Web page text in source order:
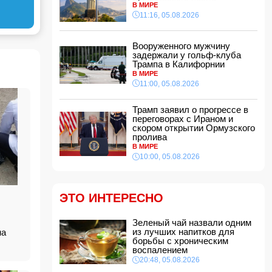
15:48, 05.08.2026
УЕФА ввел новые правила по желтым
карточкам в еврокубках
ВС РФ взяли под контроль два населенных
пункта
15:08, 05.08.2026
Тахир Будагов посетил Азербайджанское
общество Красного Полумесяца
15:00, 05.08.2026
Ученые предложили амбициозный план по
спасению Земли после гибели Солнца
14:48, 05.08.2026
14:40, 05.08.2026
ударов молний
14:34, 05.08.2026
Судья Верховного суда Азербайджана
вышел на пенсию
14:28, 05.08.2026
В МИРЕ
11:16, 05.08.2026
Вооруженного мужчину
задержали у гольф-клуба
Трампа в Калифорнии
В МИРЕ
11:00, 05.08.2026
Трамп заявил о прогрессе в
переговорах с Ираном и
скором открытии Ормузского
пролива
В МИРЕ
10:00, 05.08.2026
ЭТО ИНТЕРЕСНО
Зеленый чай назвали одним
из лучших напитков для
борьбы с хроническим
воспалением
20:48, 05.08.2026